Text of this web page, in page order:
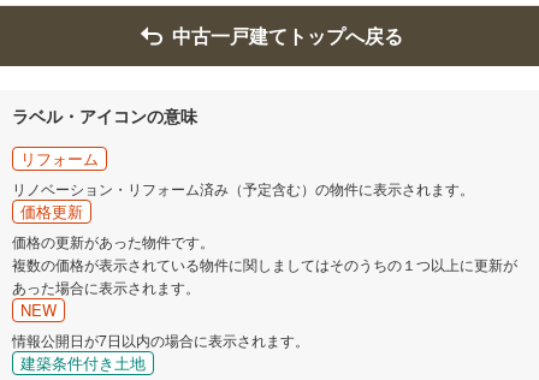
西脇市
高砂市
小野市
加西市 丹波篠山市
丹波市 南あわじ市
中古一戸建てトップへ戻る
ラベル・アイコンの意味
リフォーム
リノベーション・リフォーム済み（予定含む）の物件に表示されます。
価格更新
価格の更新があった物件です。
複数の価格が表示されている物件に関しましてはそのうちの１つ以上に更新が
あった場合に表示されます。
NEW
情報公開日が7日以内の場合に表示されます。
建築条件付き土地